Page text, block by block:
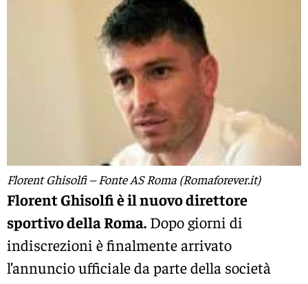
Florent Ghisolfi – Fonte AS Roma (Romaforever.it)
Florent Ghisolfi è il nuovo direttore
sportivo della Roma. Dopo giorni di
indiscrezioni è finalmente arrivato
l’annuncio ufficiale da parte della società